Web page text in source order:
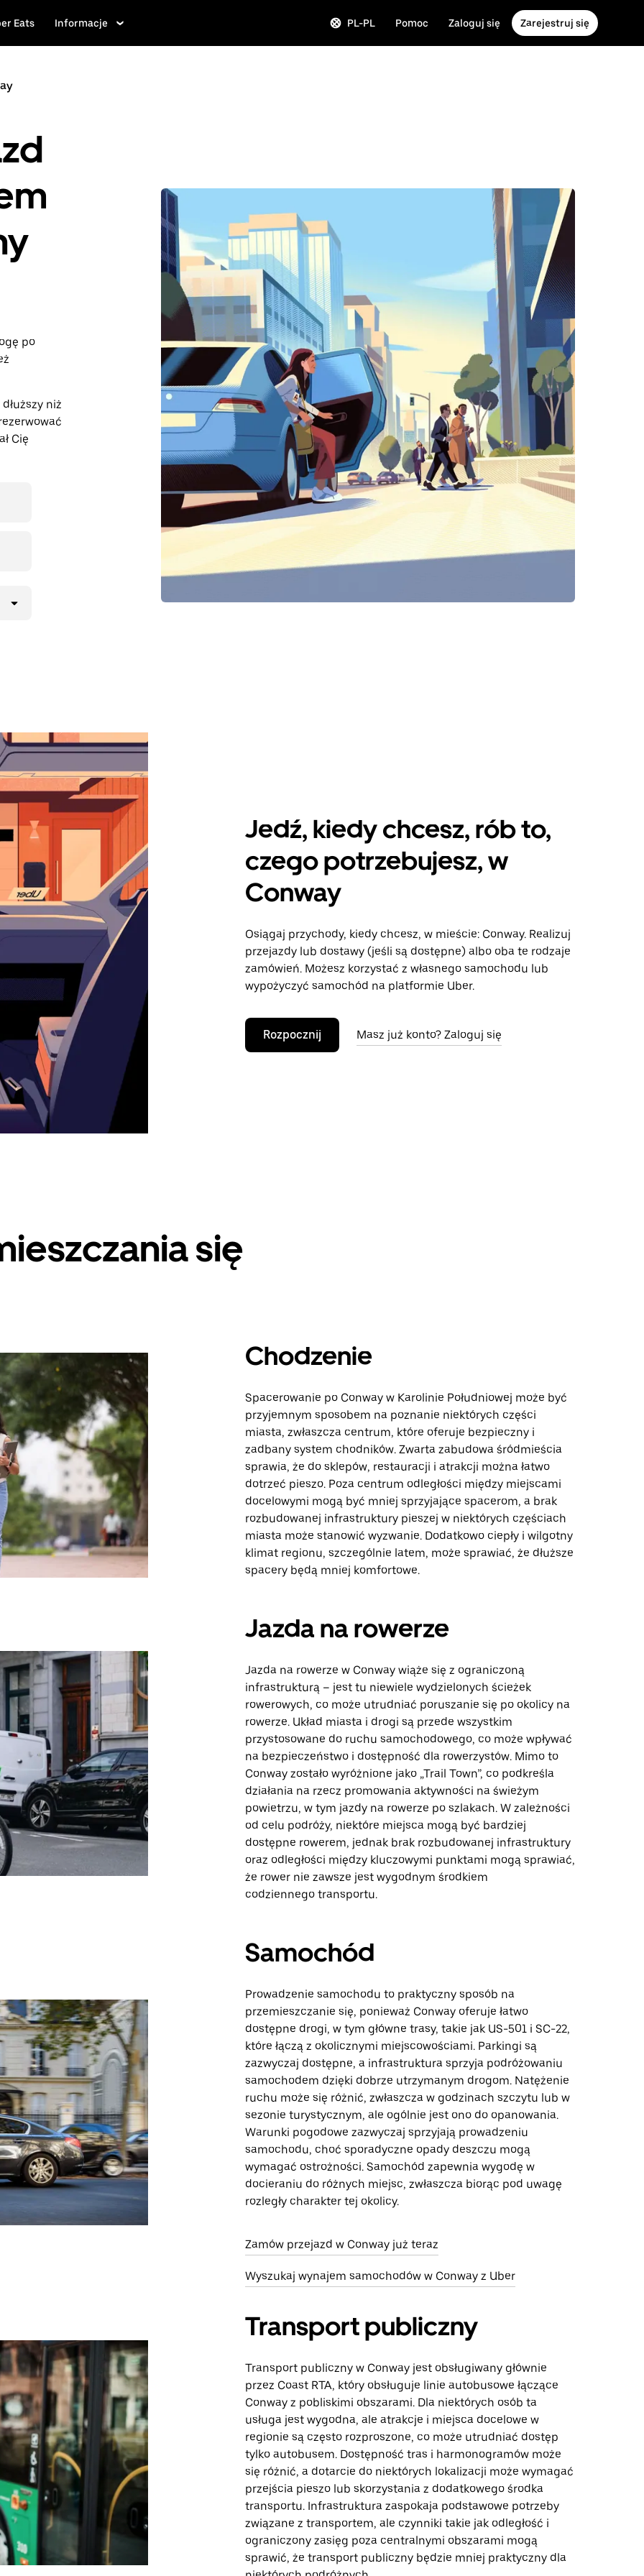
Eats Informacje PL-PL Pomoc Zaloguj się Zarejestruj się
po
niż
Cię
Jedź, kiedy chcesz, rób to,
czego potrzebujesz, w
Conway
Osiągaj przychody, kiedy chcesz, w mieście: Conway. Realizuj
przejazdy lub dostawy (jeśli są dostępne) albo oba te rodzaje
zamówień. Możesz korzystać z własnego samochodu lub
wypożyczyć samochód na platformie Uber.
Rozpocznij Masz już konto? Zaloguj się
się
Chodzenie
Spacerowanie po Conway w Karolinie Południowej może być
przyjemnym sposobem na poznanie niektórych części
miasta, zwłaszcza centrum, które oferuje bezpieczny i
zadbany system chodników. Zwarta zabudowa śródmieścia
sprawia, że do sklepów, restauracji i atrakcji można łatwo
dotrzeć pieszo. Poza centrum odległości między miejscami
docelowymi mogą być mniej sprzyjające spacerom, a brak
rozbudowanej infrastruktury pieszej w niektórych częściach
miasta może stanowić wyzwanie. Dodatkowo ciepły i wilgotny
klimat regionu, szczególnie latem, może sprawiać, że dłuższe
spacery będą mniej komfortowe.
Jazda na rowerze
Jazda na rowerze w Conway wiąże się z ograniczoną
infrastrukturą – jest tu niewiele wydzielonych ścieżek
rowerowych, co może utrudniać poruszanie się po okolicy na
rowerze. Układ miasta i drogi są przede wszystkim
przystosowane do ruchu samochodowego, co może wpływać
na bezpieczeństwo i dostępność dla rowerzystów. Mimo to
Conway zostało wyróżnione jako „Trail Town”, co podkreśla
działania na rzecz promowania aktywności na świeżym
powietrzu, w tym jazdy na rowerze po szlakach. W zależności
od celu podróży, niektóre miejsca mogą być bardziej
dostępne rowerem, jednak brak rozbudowanej infrastruktury
oraz odległości między kluczowymi punktami mogą sprawiać,
że rower nie zawsze jest wygodnym środkiem
codziennego transportu.
Samochód
Prowadzenie samochodu to praktyczny sposób na
przemieszczanie się, ponieważ Conway oferuje łatwo
dostępne drogi, w tym główne trasy, takie jak US-501 i SC-22,
które łączą z okolicznymi miejscowościami. Parkingi są
zazwyczaj dostępne, a infrastruktura sprzyja podróżowaniu
samochodem dzięki dobrze utrzymanym drogom. Natężenie
ruchu może się różnić, zwłaszcza w godzinach szczytu lub w
sezonie turystycznym, ale ogólnie jest ono do opanowania.
Warunki pogodowe zazwyczaj sprzyjają prowadzeniu
samochodu, choć sporadyczne opady deszczu mogą
wymagać ostrożności. Samochód zapewnia wygodę w
docieraniu do różnych miejsc, zwłaszcza biorąc pod uwagę
rozległy charakter tej okolicy.
Zamów przejazd w Conway już teraz
Wyszukaj wynajem samochodów w Conway z Uber
Transport publiczny
Transport publiczny w Conway jest obsługiwany głównie
przez Coast RTA, który obsługuje linie autobusowe łączące
Conway z pobliskimi obszarami. Dla niektórych osób ta
usługa jest wygodna, ale atrakcje i miejsca docelowe w
regionie są często rozproszone, co może utrudniać dostęp
tylko autobusem. Dostępność tras i harmonogramów może
się różnić, a dotarcie do niektórych lokalizacji może wymagać
przejścia pieszo lub skorzystania z dodatkowego środka
transportu. Infrastruktura zaspokaja podstawowe potrzeby
związane z transportem, ale czynniki takie jak odległość i
ograniczony zasięg poza centralnymi obszarami mogą
sprawić, że transport publiczny będzie mniej praktyczny dla